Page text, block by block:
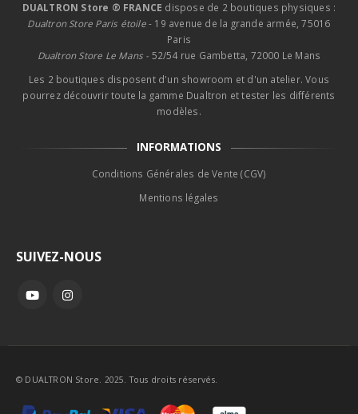
DUALTRON Store ® FRANCE dispose de 2 boutiques physiques :
Dualtron Store Paris étoile- 19 avenue de la grande armée, 75016
Paris
Dualtron Store Le Mans - 52/54 rue Gambetta, 72000 Le Mans
Les 2 boutiques disposent d'un showroom et d'un atelier. Vous
pourrez découvrir toute la gamme Dualtron et tester les différents
modèles.
INFORMATIONS
Conditions Générales de Vente (CGV)
Mentions légales
SUIVEZ-NOUS
© DUALTRON Store. 2025. Tous droits réservés.